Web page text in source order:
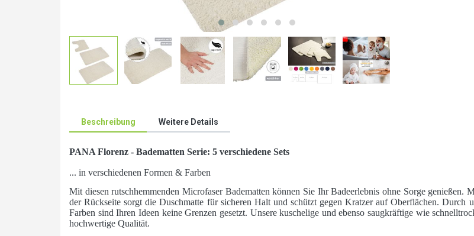
Beschreibung Weitere Details
PANA Florenz - Badematten Serie: 5 verschiedene Sets
... in verschiedenen Formen & Farben
Mit diesen rutschhemmenden Microfaser Badematten können Sie Ihr Badeerlebnis ohne Sorge genießen.
der Rückseite sorgt die Duschmatte für sicheren Halt und schützt gegen Kratzer auf Oberflächen. Durch
Farben sind Ihren Ideen keine Grenzen gesetzt. Unsere kuschelige und ebenso saugkräftige wie
hochwertige Qualität.